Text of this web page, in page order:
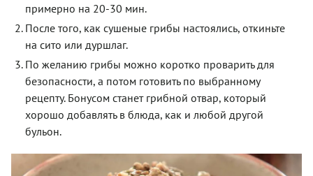
примерно на 20-30 мин.
После того, как сушеные грибы настоялись, откиньте
на сито или дуршлаг.
По желанию грибы можно коротко проварить для
безопасности, а потом готовить по выбранному
рецепту. Бонусом станет грибной отвар, который
хорошо добавлять в блюда, как и любой другой
бульон.